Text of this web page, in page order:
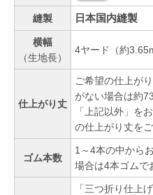
縫製 日本国内縫製
横幅
（生地長）
4ヤード（約
仕上がり丈
ご希望の仕上が
がない場合は約
「上記以外」を
の仕上がり丈を
ゴム本数
1～4本の中から
場合は4本ゴムで
「三つ折り仕上